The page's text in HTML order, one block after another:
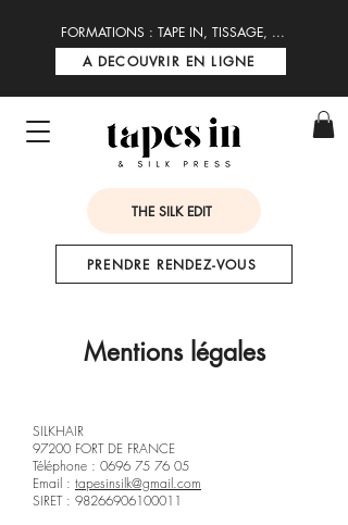
FORMATIONS : TAPE IN, TISSAGE, ...
A DECOUVRIR EN LIGNE
PRENDRE RENDEZ-VOUS
THE SILK EDIT
Mentions légales
SILKHAIR
97200 FORT DE FRANCE
Téléphone : 0696 75 76 05
Email : tapesinsilk@gmail.com
SIRET : 98266906100011